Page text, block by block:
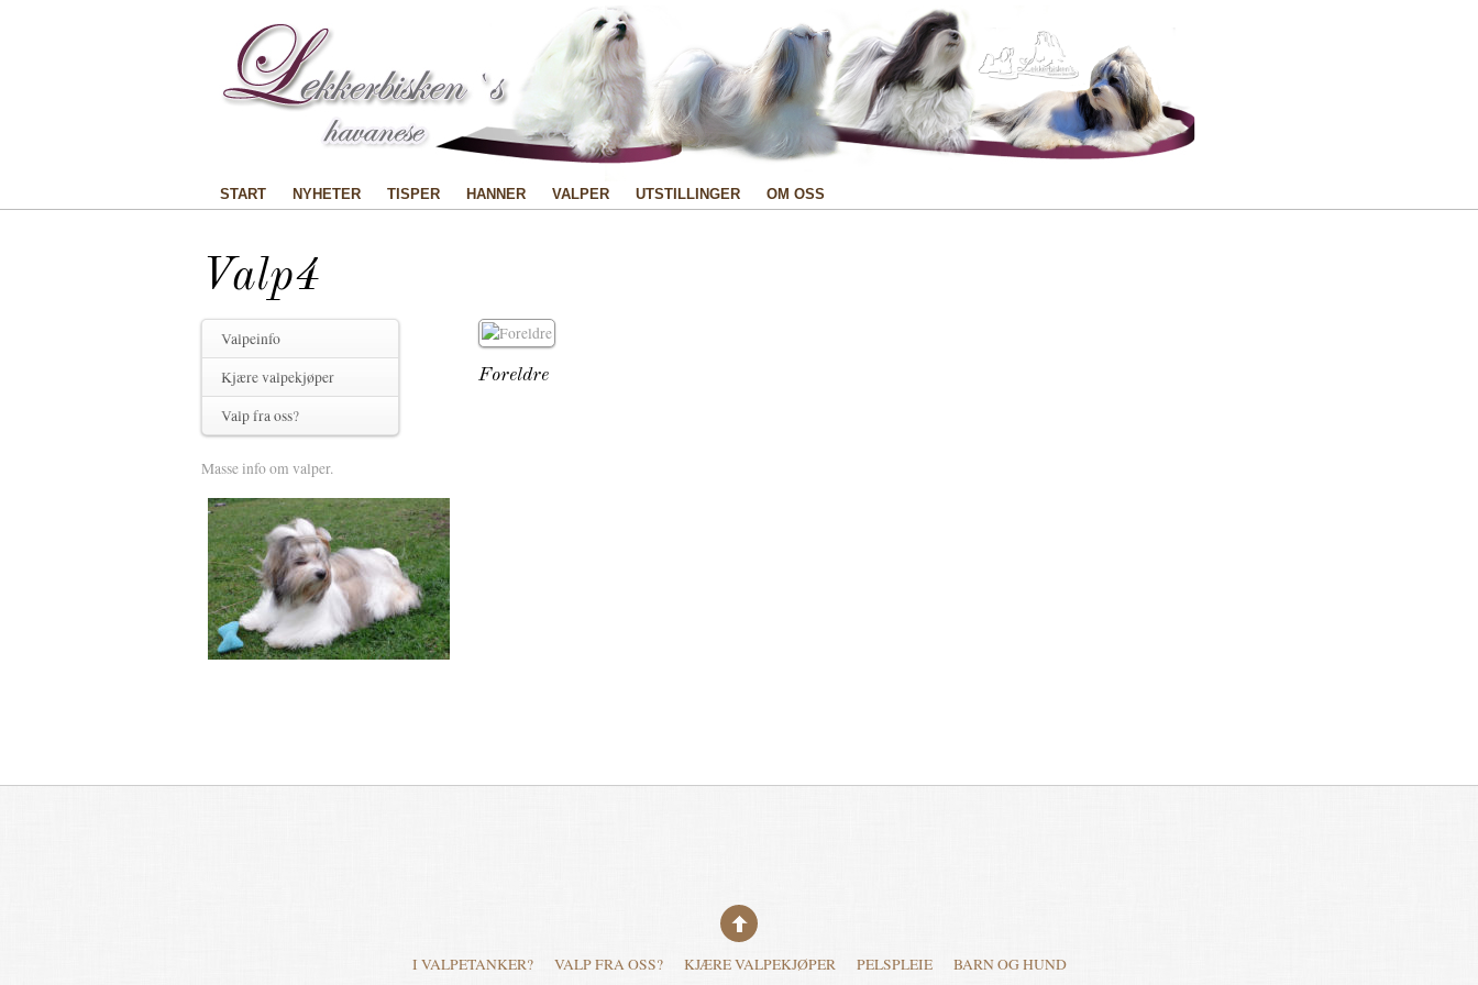
START NYHETER TISPER HANNER VALPER UTSTILLINGER OM OSS
Valp4
Valpeinfo
Kjære valpekjøper
Valp fra oss?
Masse info om valper.
Foreldre
I VALPETANKER? VALP FRA OSS? KJÆRE VALPEKJØPER PELSPLEIE BARN OG HUND